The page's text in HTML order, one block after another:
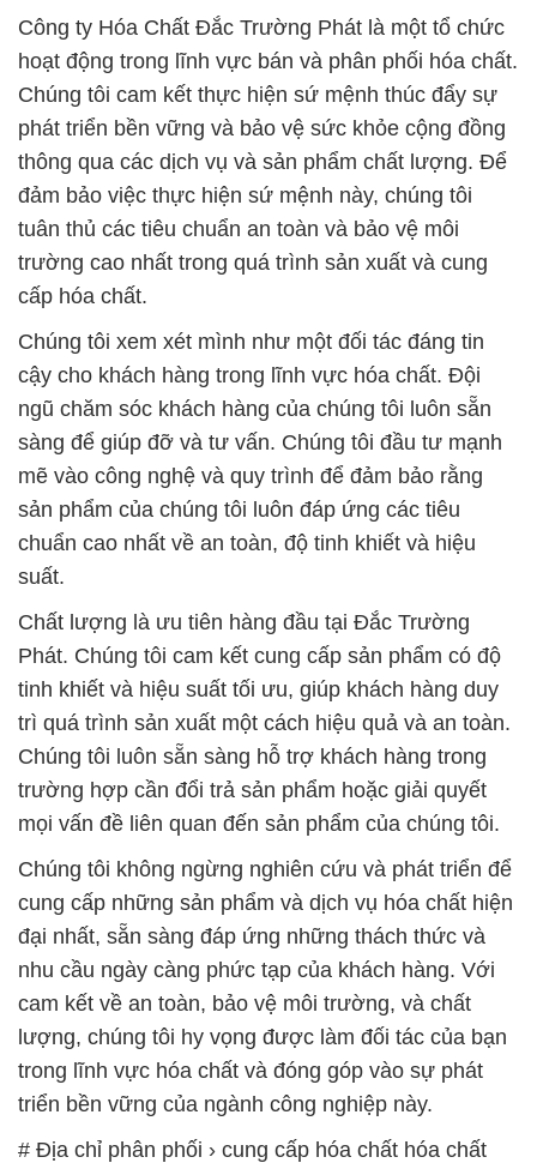
Công ty Hóa Chất Đắc Trường Phát là một tổ chức
hoạt động trong lĩnh vực bán và phân phối hóa chất.
Chúng tôi cam kết thực hiện sứ mệnh thúc đẩy sự
phát triển bền vững và bảo vệ sức khỏe cộng đồng
thông qua các dịch vụ và sản phẩm chất lượng. Để
đảm bảo việc thực hiện sứ mệnh này, chúng tôi
tuân thủ các tiêu chuẩn an toàn và bảo vệ môi
trường cao nhất trong quá trình sản xuất và cung
cấp hóa chất.
Chúng tôi xem xét mình như một đối tác đáng tin
cậy cho khách hàng trong lĩnh vực hóa chất. Đội
ngũ chăm sóc khách hàng của chúng tôi luôn sẵn
sàng để giúp đỡ và tư vấn. Chúng tôi đầu tư mạnh
mẽ vào công nghệ và quy trình để đảm bảo rằng
sản phẩm của chúng tôi luôn đáp ứng các tiêu
chuẩn cao nhất về an toàn, độ tinh khiết và hiệu
suất.
Chất lượng là ưu tiên hàng đầu tại Đắc Trường
Phát. Chúng tôi cam kết cung cấp sản phẩm có độ
tinh khiết và hiệu suất tối ưu, giúp khách hàng duy
trì quá trình sản xuất một cách hiệu quả và an toàn.
Chúng tôi luôn sẵn sàng hỗ trợ khách hàng trong
trường hợp cần đổi trả sản phẩm hoặc giải quyết
mọi vấn đề liên quan đến sản phẩm của chúng tôi.
Chúng tôi không ngừng nghiên cứu và phát triển để
cung cấp những sản phẩm và dịch vụ hóa chất hiện
đại nhất, sẵn sàng đáp ứng những thách thức và
nhu cầu ngày càng phức tạp của khách hàng. Với
cam kết về an toàn, bảo vệ môi trường, và chất
lượng, chúng tôi hy vọng được làm đối tác của bạn
trong lĩnh vực hóa chất và đóng góp vào sự phát
triển bền vững của ngành công nghiệp này.
# Địa chỉ phân phối › cung cấp hóa chất hóa chất